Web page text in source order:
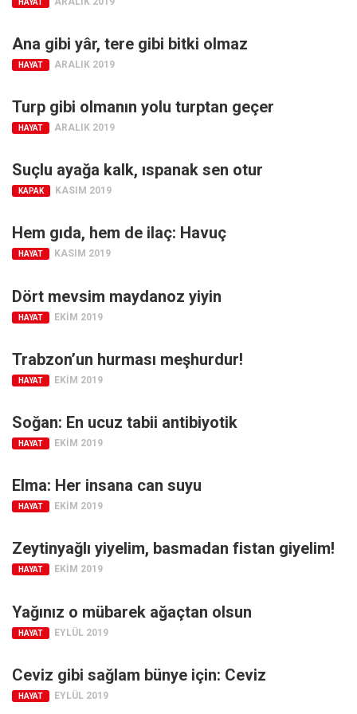
Spor
Manzara
Sağlık
Gıda-Beslenme
Türkiye
Dünya
Avrupa
Amerika
Avustralya
Tarih
Düşünce
Ana gibi yâr, tere gibi bitki olmaz
HAYAT ARALIK 2019
Turp gibi olmanın yolu turptan geçer
HAYAT ARALIK 2019
Suçlu ayağa kalk, ıspanak sen otur
KAPAK KASIM 2019
Hem gıda, hem de ilaç: Havuç
HAYAT KASIM 2019
Dört mevsim maydanoz yiyin
HAYAT EKIM 2019
Trabzon’un hurması meşhurdur!
HAYAT EKIM 2019
Soğan: En ucuz tabii antibiyotik
HAYAT EKIM 2019
Elma: Her insana can suyu
HAYAT EKIM 2019
Zeytinyağlı yiyelim, basmadan fistan giyelim!
HAYAT EKIM 2019
Yağınız o mübarek ağaçtan olsun
HAYAT EYLÜL 2019
Ceviz gibi sağlam bünye için: Ceviz
HAYAT EYLÜL 2019